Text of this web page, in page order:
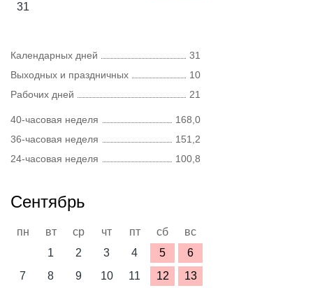
31
Календарных дней
31
Выходных и праздничных
10
Рабочих дней
21
40-часовая неделя
168,0
36-часовая неделя
151,2
24-часовая неделя
100,8
Сентябрь
пн вт ср чт пт сб
вс
1
2 3 4 5
6
7
8 9 10 11 12
13